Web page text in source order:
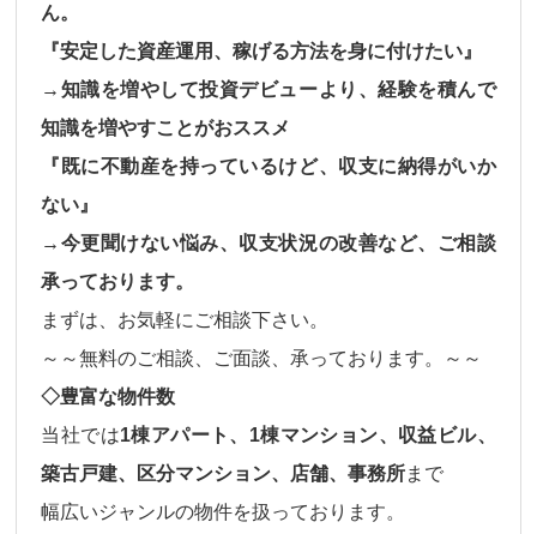
ん。
『安定した資産運用、稼げる方法を身に付けたい』
→知識を増やして投資デビューより、経験を積んで
知識を増やすことがおススメ
『既に不動産を持っているけど、収支に納得がいか
ない』
→今更聞けない悩み、収支状況の改善など、ご相談
承っております。
まずは、お気軽にご相談下さい。
～～無料のご相談、ご面談、承っております。～～
◇豊富な物件数
当社では1棟アパート、1棟マンション、収益ビル、
築古戸建、区分マンション、店舗、事務所まで
幅広いジャンルの物件を扱っております。